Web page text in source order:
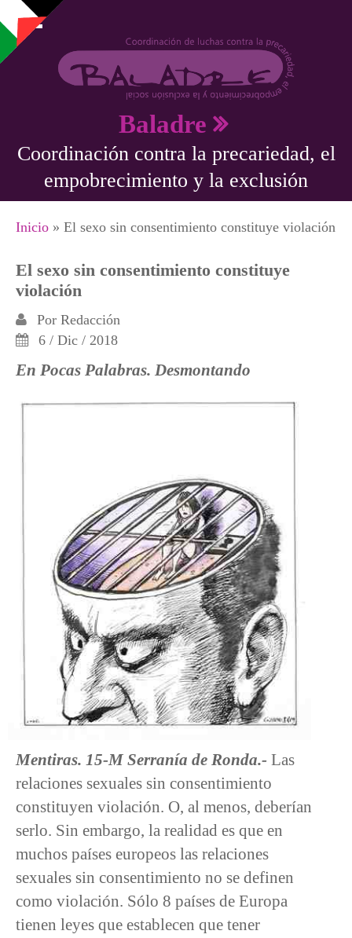
Pasar al contenido principal
Baladre
Coordinación contra la precariedad, el
empobrecimiento y la exclusión
Se encuentra usted aquí
Inicio » El sexo sin consentimiento constituye violación
El sexo sin consentimiento constituye
violación
Por Redacción
6 / Dic / 2018
En Pocas Palabras. Desmontando
Mentiras. 15-M Serranía de Ronda.- Las
relaciones sexuales sin consentimiento
constituyen violación. O, al menos, deberían
serlo. Sin embargo, la realidad es que en
muchos países europeos las relaciones
sexuales sin consentimiento no se definen
como violación. Sólo 8 países de Europa
tienen leyes que establecen que tener